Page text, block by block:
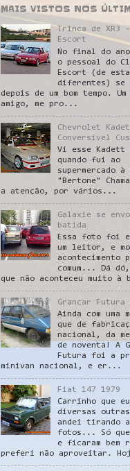
MAIS VISTOS NOS
Trinca de XR3
Escort
No final do
o pessoal do
Escort (de
diferentes) se
depois de um bom tempo.
amigo, me pro...
Chevrolet
Conversível
Vi esse Kadett
quando fui ao
supermercado
"Bertone"
a atenção, por vários...
Galaxie se
batida
Essa foto foi
um leitor, e
acontecimento
comum... Dá
que não aconteceu muito
Grancar Futura
Ainda com uma
que de
nacional, da
de noventa! A
Futura foi a
minivan nacional, e er...
Fiat 147 1979
Carrinho que
diversas
andei tirando
fotos... Só
e ficaram bem
preferi não aproveitar.